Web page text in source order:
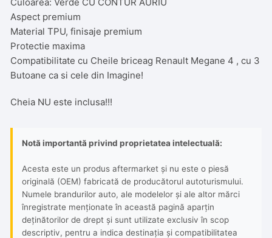
cu
contur
auriu
Aspect premium
Material TPU, finisaje premium
Protectie maxima
Compatibilitate cu Cheile briceag Renault Megane 4 , cu 3
Butoane ca si cele din Imagine!
Cheia NU este inclusa!!!
Notă importantă privind proprietatea intelectuală:
Acesta este un produs aftermarket și nu este o piesă
originală (OEM) fabricată de producătorul autoturismului.
Numele brandurilor auto, ale modelelor și ale altor mărci
înregistrate menționate în această pagină aparțin
deținătorilor de drept și sunt utilizate exclusiv în scop
descriptiv, pentru a indica destinația și compatibilitatea